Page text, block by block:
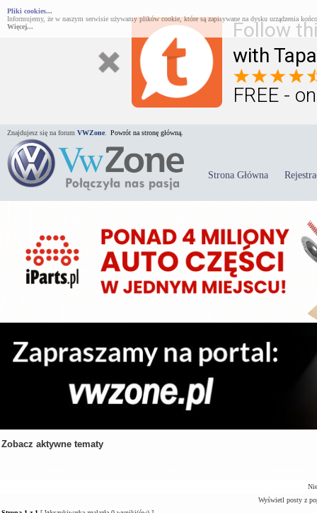
Follow
with
FREE -
Pliki cookies...
Informujemy, że w naszym serwisie używamy plików cookie, które są zapisywane na dysku urządzenia
Więcej...
Znajdujesz się na forum VWZone Powrót na stronę główną.
Strona Główna
Zobacz aktywne tematy
Wyświetl posty z